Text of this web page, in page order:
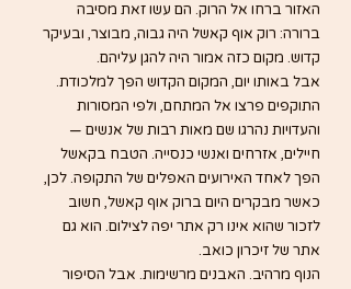
האזור ברחו אל הרוק. הם עשו זאת מסיבה
ברורה: רוק אוף קאשל היה גבוה, מבוצר, ובעיקר
קדוש. מקום כזה אמור היה להגן עליהם.
אבל באותו יום, המקום הקדוש הפך למלכודת.
התוקפים פרצו אל המתחם, ולפי המסורות
והעדויות נהרגו שם מאות רבות של אנשים —
חיילים, אזרחים ואנשי כנסייה. הטבח בקאשל
הפך לאחד האירועים האפלים של התקופה. לכן,
כאשר מבקרים היום ברוק אוף קאשל, חשוב
לזכור שהוא אינו רק אתר יפה לצילום. הוא גם
אתר של זיכרון כואב.
הנוף מרהיב. האבנים מרשימות. אבל הסיפור